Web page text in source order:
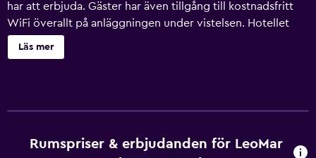
har att erbjuda. Gäster har även tillgång till kostnadsfritt
WiFi överallt på anläggningen under vistelsen. Hotellet
erbjuder en alltid öppen reception samt bagageförvaring,
express in- och utcheckning och valutaväxling. För familjer
kort bilfärd från Stadthaus Ulm. Detta hotellets flerspråkiga
Läs mer
Rumspriser & erbjudanden för LeoMar